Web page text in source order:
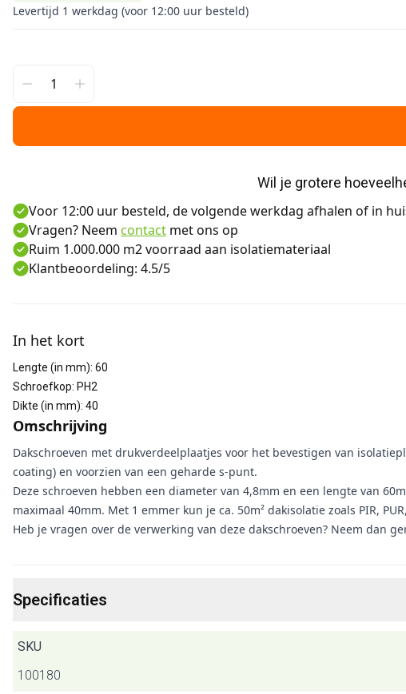
Levertijd 1 werkdag (voor 12:00 uur besteld)
Wil je grotere
Voor 12:00 uur besteld, de volgende werkdag afhalen of in
Vragen? Neem contact met ons op
Ruim 1.000.000 m2 voorraad aan isolatiemateriaal
Klantbeoordeling: 4.5/5
In het kort
Lengte (in mm): 60
Schroefkop: PH2
Dikte (in mm): 40
Omschrijving
Dakschroeven met drukverdeelplaatjes voor het bevestigen van
coating) en voorzien van een geharde s-punt.
Deze schroeven hebben een diameter van 4,8mm en een lengte van
maximaal 40mm. Met 1 emmer kun je ca. 50m² dakisolatie zoals PIR,
Heb je vragen over de verwerking van deze dakschroeven? Neem dan
Specificaties
SKU
100180